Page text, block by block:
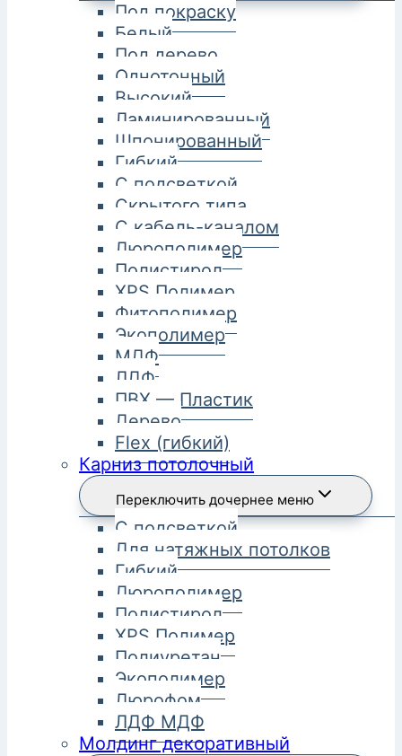
Под покраску
Белый
Под дерево
Однотонный
Высокий
Ламинированный
Шпонированный
Гибкий
С подсветкой
Скрытого типа
С кабель-каналом
Дюрополимер
Полистирол
XPS Полимер
Фитополимер
Экополимер
МДФ
ЛДФ
ПВХ — Пластик
Дерево
Flex (гибкий)
Карниз потолочный
Переключить дочернее меню
С подсветкой
Для натяжных потолков
Гибкий
Дюрополимер
Полистирол
XPS Полимер
Полиуретан
Экополимер
Дюрофом
ЛДФ МДФ
Молдинг декоративный